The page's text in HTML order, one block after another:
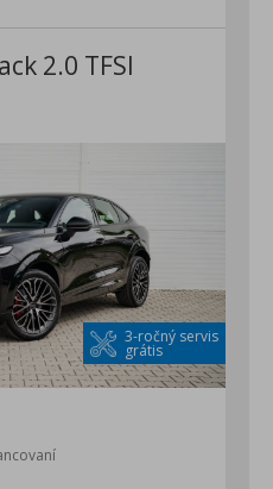
2.0 TFSI
3-ročný servis
grátis